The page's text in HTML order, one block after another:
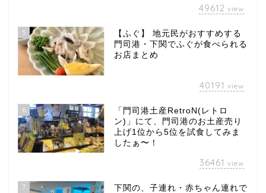
49612 view
5
【ふぐ】 地元民がおすすめする
門司港・下関でふぐが食べられる
お店まとめ
40191 view
6
「門司港土産RetroN(レトロ
ン)」にて、門司港のお土産売り
上げ1位から5位を試食してみま
したぁ〜！
36461 view
7
下関の、子連れ・赤ちゃん連れで